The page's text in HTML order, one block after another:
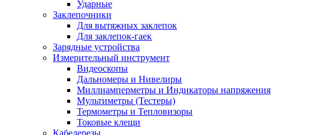
Ударные
Заклепочники
Для вытяжных заклепок
Для заклепок-гаек
Зарядные устройства
Измерительный инструмент
Видеоскопы
Дальномеры и Нивелиры
Миллиамперметры и Индикаторы напряжения
Мультиметры (Тестеры)
Термометры и Тепловизоры
Токовые клещи
Кабелерезы